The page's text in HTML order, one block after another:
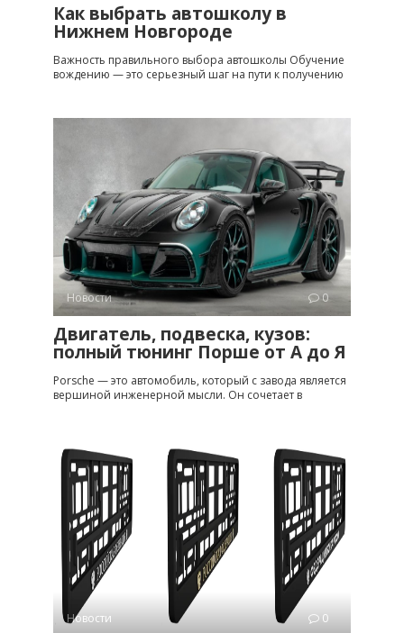
Как выбрать автошколу в
Нижнем Новгороде
Важность правильного выбора автошколы Обучение
вождению — это серьезный шаг на пути к получению
Новости 0
Двигатель, подвеска, кузов:
полный тюнинг Порше от A до Я
Porsche — это автомобиль, который с завода является
вершиной инженерной мысли. Он сочетает в
Новости 0